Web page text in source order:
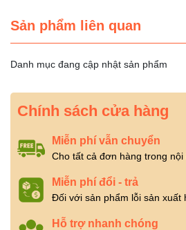
Sản phẩm liên quan
Danh mục đang cập nhật sản phẩm
Chính sách cửa hàng
Miễn phí vẫn chuyển
Cho tất cả đơn hàng trong
Miễn phí đổi - trả
Đối với sản phẩm lỗi sản xuất
Hỗ trợ nhanh chóng